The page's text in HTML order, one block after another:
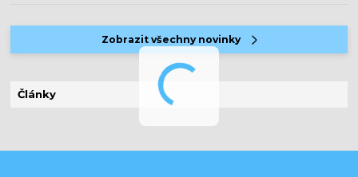
Zobrazit všechny novinky
Články